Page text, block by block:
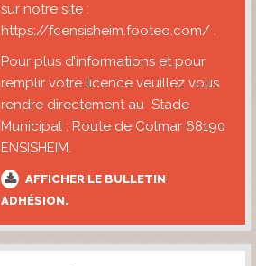
sur notre site :
https://fcensisheim.footeo.com/ .
Pour plus d’informations et pour
remplir votre licence veuillez vous
rendre directement au Stade
Municipal : Route de Colmar 68190
ENSISHEIM.
AFFICHER LE BULLETIN
ADHÉSION.